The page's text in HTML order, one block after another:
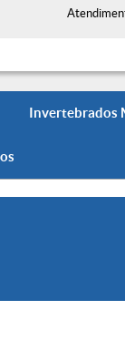
Invertebrados